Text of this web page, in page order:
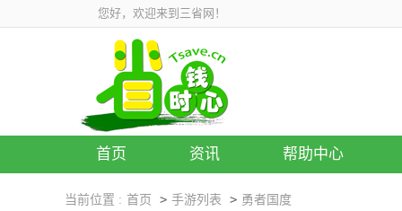
您好，欢迎来到三省网！
首页 资讯 帮助中心
当前位置 : 首页 > 手游列表 > 勇者国度